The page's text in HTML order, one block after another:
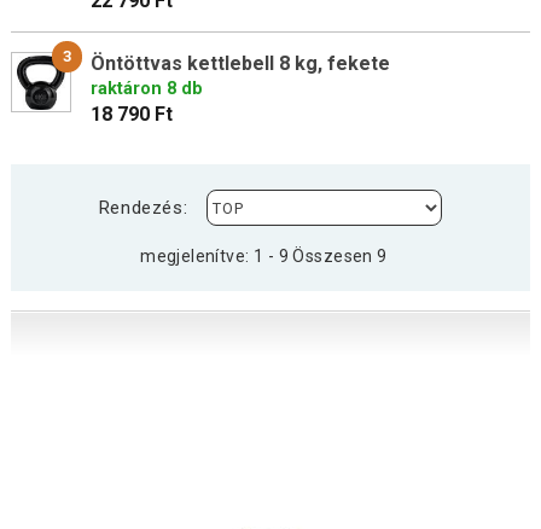
3 Öntöttvas kettlebell 8 kg, fekete
raktáron 8 db
18 790 Ft
Rendezés:
megjelenítve: 1 - 9 Összesen 9